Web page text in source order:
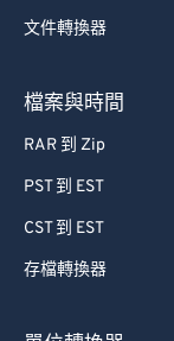
文件轉換器
檔案與時間
RAR 到 Zip
PST 到 EST
CST 到 EST
存檔轉換器